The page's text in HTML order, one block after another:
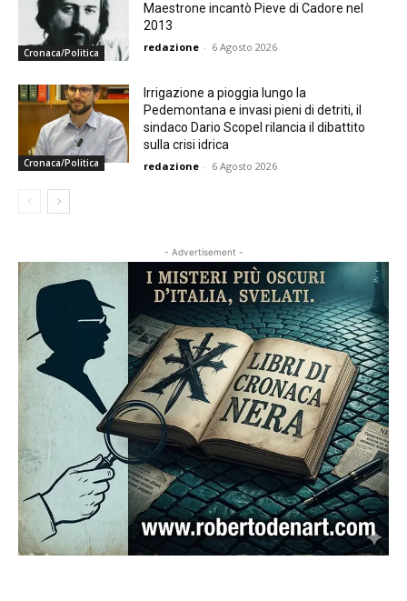
Cronaca/Politica
Maestrone incantò Pieve di Cadore nel
2013
redazione - 6 Agosto 2026
Cronaca/Politica
Irrigazione a pioggia lungo la
Pedemontana e invasi pieni di detriti, il
sindaco Dario Scopel rilancia il dibattito
sulla crisi idrica
redazione - 6 Agosto 2026
- Advertisement -